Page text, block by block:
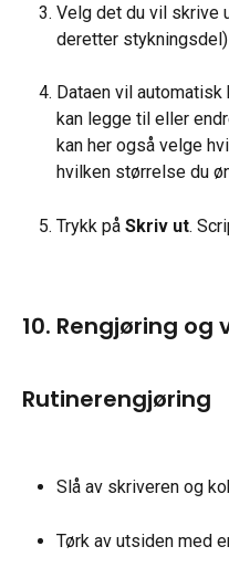
Velg det du vil
deretter stykningsdel)
Dataen vil
kan legge til eller
kan her også velge
hvilken størrelse du
Trykk på Skriv ut.
10. Rengjøring og
Rutinerengjøring
Slå av skriveren og
Tørk av utsiden med